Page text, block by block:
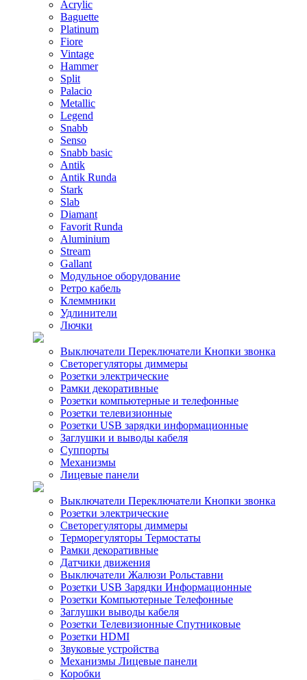
Acrylic
Baguette
Platinum
Fiore
Vintage
Hammer
Split
Palacio
Metallic
Legend
Snabb
Senso
Snabb basic
Antik
Antik Runda
Stark
Slab
Diamant
Favorit Runda
Aluminium
Stream
Gallant
Модульное оборудование
Ретро кабель
Клеммники
Удлинители
Лючки
Выключатели Переключатели Кнопки звонка
Светорегуляторы диммеры
Розетки электрические
Рамки декоративные
Розетки компьютерные и телефонные
Розетки телевизионные
Розетки USB зарядки информационные
Заглушки и выводы кабеля
Суппорты
Механизмы
Лицевые панели
Выключатели Переключатели Кнопки звонка
Розетки электрические
Светорегуляторы диммеры
Терморегуляторы Термостаты
Рамки декоративные
Датчики движения
Выключатели Жалюзи Рольставни
Розетки USB Зарядки Информационные
Розетки Компьютерные Телефонные
Заглушки выводы кабеля
Розетки Телевизионные Спутниковые
Розетки HDMI
Звуковые устройства
Механизмы Лицевые панели
Коробки